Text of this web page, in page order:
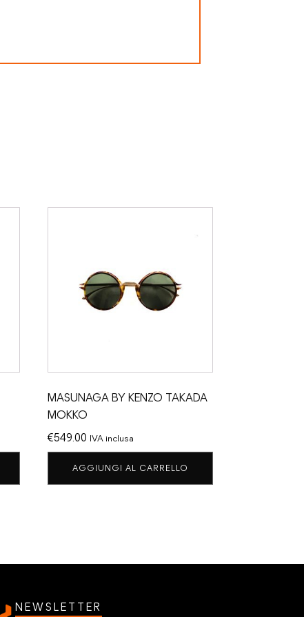
MASUNAGA BY KENZO TAKADA
MOKKO
€549.00 IVA inclusa
AGGIUNGI AL CARRELLO
NEWSLETTER